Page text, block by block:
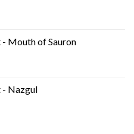
Mouth of Sauron
Nazgul